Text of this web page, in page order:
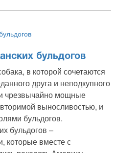
бульдогов
в которой сочетаются
друга и неподкупного
чрезвычайно мощные
выносливостью, и
бульдогов.
бульдогов –
которые вместе с